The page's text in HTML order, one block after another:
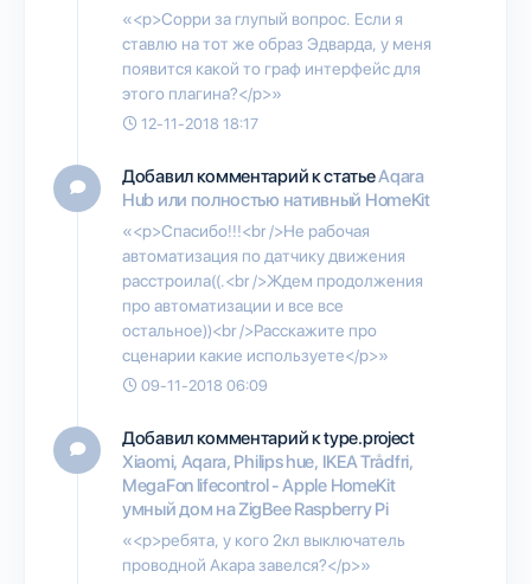
«<p>Сорри за глупый вопрос. Если я
ставлю на тот же образ Эдварда, у меня
появится какой то граф интерфейс для
этого плагина?</p>»
12-11-2018 18:17
Добавил комментарий к статьеAqara
Hub или полностью нативный HomeKit
«<p>Спасибо!!!<br />Не рабочая
автоматизация по датчику движения
расстроила((.<br />Ждем продолжения
про автоматизации и все все
остальное))<br />Расскажите про
сценарии какие используете</p>»
09-11-2018 06:09
Добавил комментарий к type.project
Xiaomi, Aqara, Philips hue, IKEA Trådfri,
MegaFon lifecontrol - Apple HomeKit
умный дом на ZigBee Raspberry Pi
«<p>ребята, у кого 2кл выключатель
проводной Акара завелся?</p>»